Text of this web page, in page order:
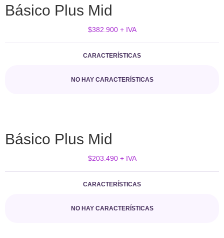
Básico Plus Mid
$382.900 + IVA
CARACTERÍSTICAS
NO HAY CARACTERÍSTICAS
Básico Plus Mid
$203.490 + IVA
CARACTERÍSTICAS
NO HAY CARACTERÍSTICAS